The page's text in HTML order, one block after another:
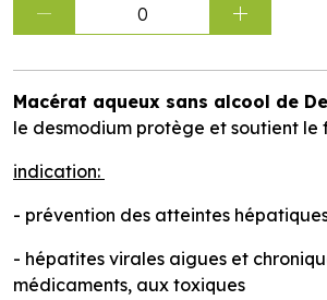
0
Macérat aqueux sans alcool de
le desmodium protège et soutient le
indication:
- prévention des atteintes
- hépatites virales aigues et
médicaments, aux toxiques